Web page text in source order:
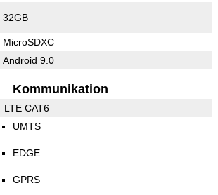
32GB
MicroSDXC
Android 9.0
Kommunikation
LTE CAT6
UMTS
EDGE
GPRS